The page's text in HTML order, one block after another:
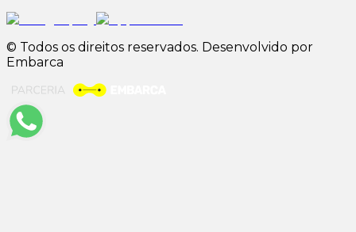
© Todos os direitos reservados. Desenvolvido por
Embarca